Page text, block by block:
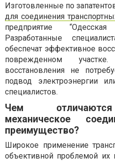
Изготовленные по
для соединения
предприятие
Разработанные
обеспечат эффективное
поврежденном
восстановления не
подвод электроэнергии
специалистов.
Чем отличаются
механическое
преимущество?
Широкое применение
объективной проблемой